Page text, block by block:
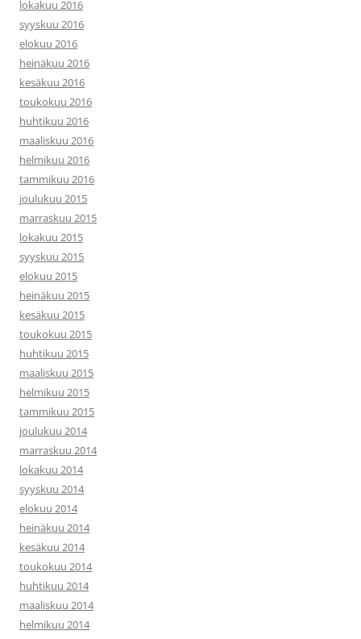
lokakuu 2016
syyskuu 2016
elokuu 2016
heinäkuu 2016
kesäkuu 2016
toukokuu 2016
huhtikuu 2016
maaliskuu 2016
helmikuu 2016
tammikuu 2016
joulukuu 2015
marraskuu 2015
lokakuu 2015
syyskuu 2015
elokuu 2015
heinäkuu 2015
kesäkuu 2015
toukokuu 2015
huhtikuu 2015
maaliskuu 2015
helmikuu 2015
tammikuu 2015
joulukuu 2014
marraskuu 2014
lokakuu 2014
syyskuu 2014
elokuu 2014
heinäkuu 2014
kesäkuu 2014
toukokuu 2014
huhtikuu 2014
maaliskuu 2014
helmikuu 2014